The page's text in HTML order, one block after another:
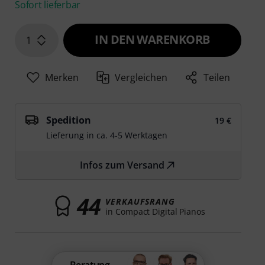
Sofort lieferbar
1 IN DEN WARENKORB
Merken Vergleichen Teilen
Spedition
19 €
Lieferung in ca. 4-5 Werktagen
Infos zum Versand
44 VERKAUFSRANG
in Compact Digital Pianos